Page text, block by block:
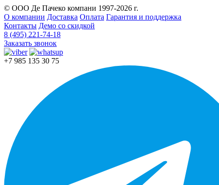
© ООО Де Пачеко компани 1997-2026 г.
О компании Доставка Оплата Гарантия и поддержка
Контакты Демо со скидкой
8 (495) 221-74-18
Заказать звонок
+7 985 135 30 75